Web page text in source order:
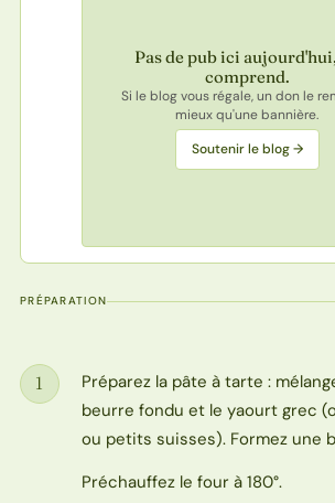
Pas de pub ici
comprend.
Si le blog vous régale, un don le
mieux qu'une bannière.
Soutenir le blog →
PRÉPARATION
Étape
1
Préparez la pâte à tarte :
beurre fondu et le yaourt grec
ou petits suisses). Formez une
Préchauffez le four à 180°.